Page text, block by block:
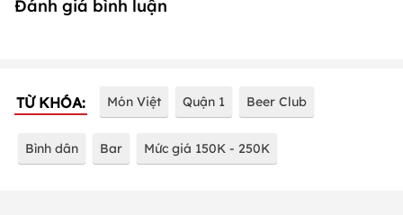
Đánh giá bình luận
TỪ KHÓA: Món Việt Quận 1 Beer Club
Bình dân Bar Mức giá 150K - 250K